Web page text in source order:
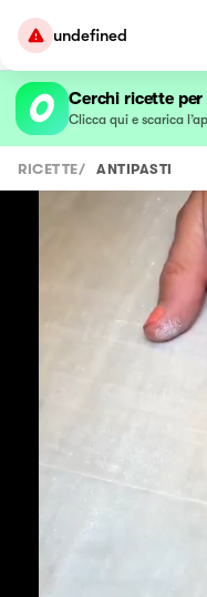
undefined
Cerchi ricette per
Clicca qui e scarica
RICETTE/ ANTIPASTI